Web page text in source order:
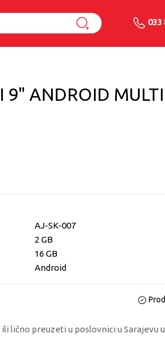
033
9" ANDROID
AJ-SK-007
2 GB
16 GB
Android
lično preuzeti u poslovnici u Sarajevu